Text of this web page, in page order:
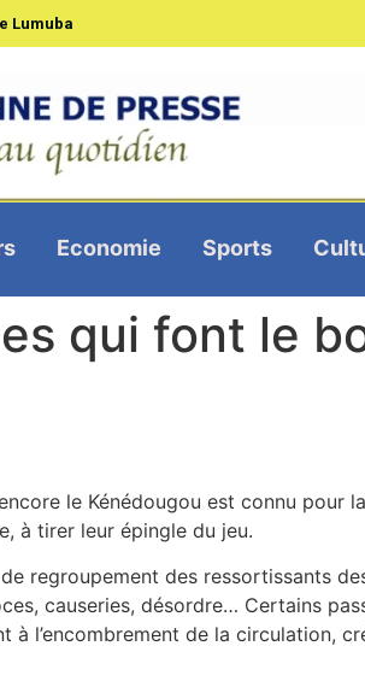
Lumuba
Economie Sports
qui font le
le Kénédougou est connu pour
à tirer leur épingle du jeu.
regroupement des ressortissants
causeries, désordre… Certains
l’encombrement de la circulation,